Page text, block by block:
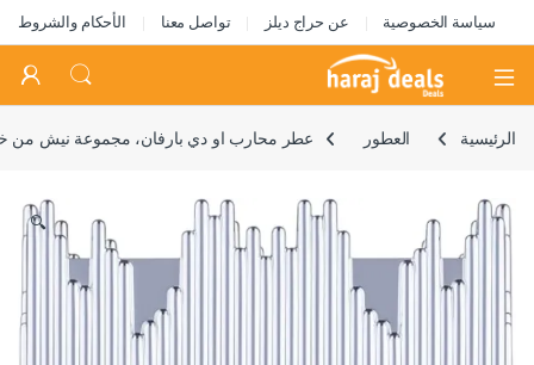
سياسة الخصوصية عن حراج ديلز تواصل معنا الأحكام والشروط
Open
الرئيسية العطور عطر محارب او دي بارفان، مجموعة نيش من خالص،
🔍